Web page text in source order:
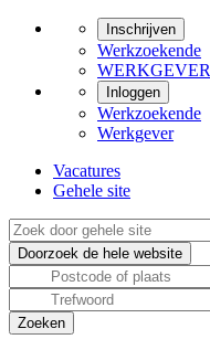
Inschrijven
Werkzoekende
WERKGEVER
Inloggen
Werkzoekende
Werkgever
Vacatures
Gehele site